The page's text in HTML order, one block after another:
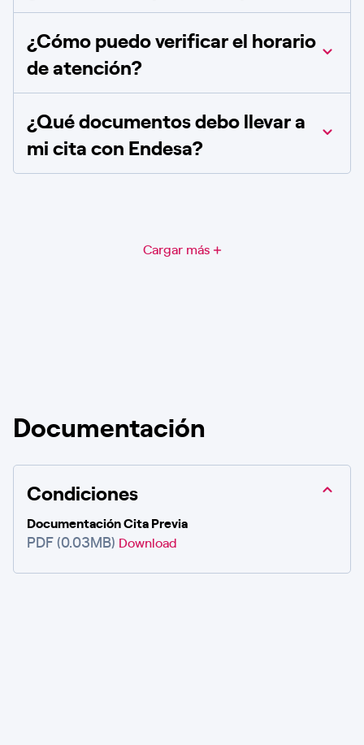
¿Cómo puedo verificar el horario
de atención?
¿Qué documentos debo llevar a
mi cita con Endesa?
Cargar más
Documentación
Condiciones
Documentación Cita Previa
PDF (0.03MB) Download